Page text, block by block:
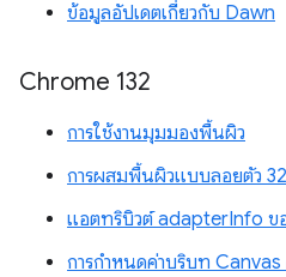
ข้อมูลอัปเดตเกี่ยวกับ Dawn
Chrome 132
การใช้งานมุมมองพื้นผิว
การผสมพื้นผิวแบบลอยตัว
แอตทริบิวต์ adapterInfo ข
การกำหนดค่าบริบท